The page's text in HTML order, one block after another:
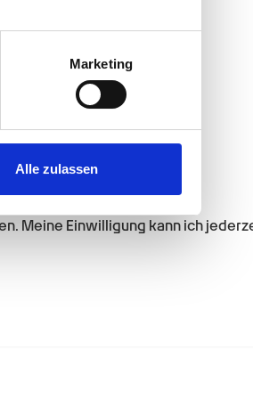
sein können
Präferenzen imAbschnitt
anbieten zu können
Verwendung unserer
Marketing
Alle zulassen
Meine Einwilligung kann ich